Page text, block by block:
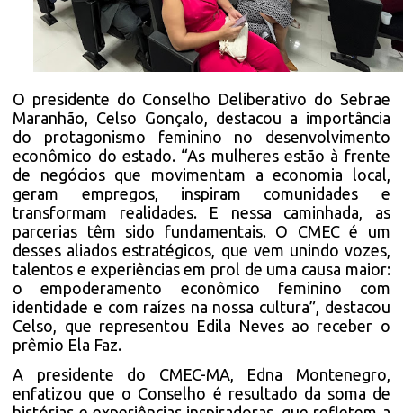
O presidente do Conselho Deliberativo do Sebrae
Maranhão, Celso Gonçalo, destacou a importância
do protagonismo feminino no desenvolvimento
econômico do estado. “As mulheres estão à frente
de negócios que movimentam a economia local,
geram empregos, inspiram comunidades e
transformam realidades. E nessa caminhada, as
parcerias têm sido fundamentais. O CMEC é um
desses aliados estratégicos, que vem unindo vozes,
talentos e experiências em prol de uma causa maior:
o empoderamento econômico feminino com
identidade e com raízes na nossa cultura”, destacou
Celso, que representou Edila Neves ao receber o
prêmio Ela Faz.
A presidente do CMEC-MA, Edna Montenegro,
enfatizou que o Conselho é resultado da soma de